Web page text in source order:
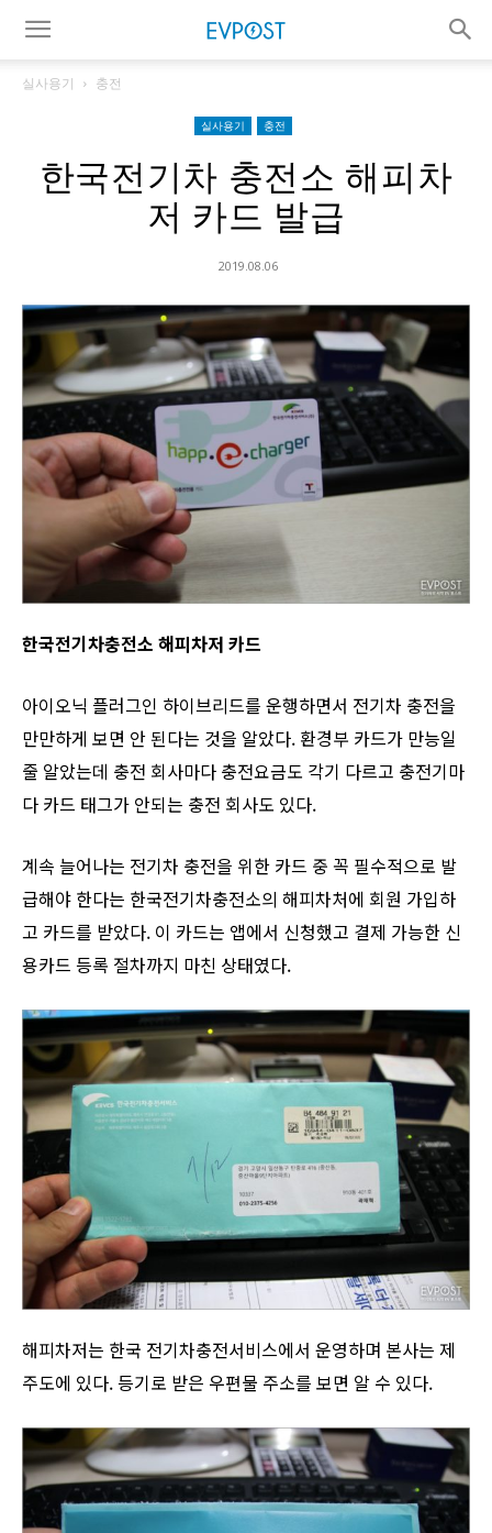
실사용기 충전
실사용기 충전
한국전기차 충전소 해피차
저 카드 발급
2019.08.06
한국전기차충전소 해피차저 카드
아이오닉 플러그인 하이브리드를 운행하면서 전기차 충전을
만만하게 보면 안 된다는 것을 알았다. 환경부 카드가 만능일
줄 알았는데 충전 회사마다 충전요금도 각기 다르고 충전기마
다 카드 태그가 안되는 충전 회사도 있다.
계속 늘어나는 전기차 충전을 위한 카드 중 꼭 필수적으로 발
급해야 한다는 한국전기차충전소의 해피차처에 회원 가입하
고 카드를 받았다. ​이 카드는 앱에서 신청했고 결제 가능한 신
용카드 등록 절차까지 마친 상태였다.
해피차저는 한국 전기차충전서비스에서 운영하며 본사는 제
주도에 있다. 등기로 받은 우편물 주소를 보면 알 수 있다.